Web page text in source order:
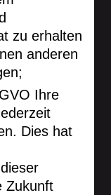
zu erhalten
anderen
Ihre
Dies hat
Zukunft